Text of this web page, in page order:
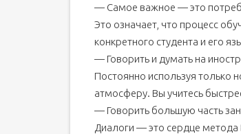
— Самое важное — это
Это означает, что процесс
конкретного студента и его
— Говорить и думать на
Постоянно используя только
атмосферу. Вы учитесь
— Говорить большую часть
Диалоги — это сердце метода